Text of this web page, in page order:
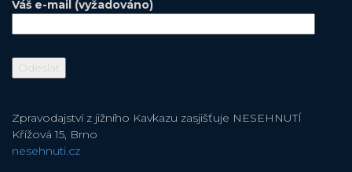
Váš e-mail (vyžadováno)
Zpravodajství z jižního Kavkazu zasjišťuje NESEHNUTÍ
Křížová 15, Brno
nesehnuti.cz